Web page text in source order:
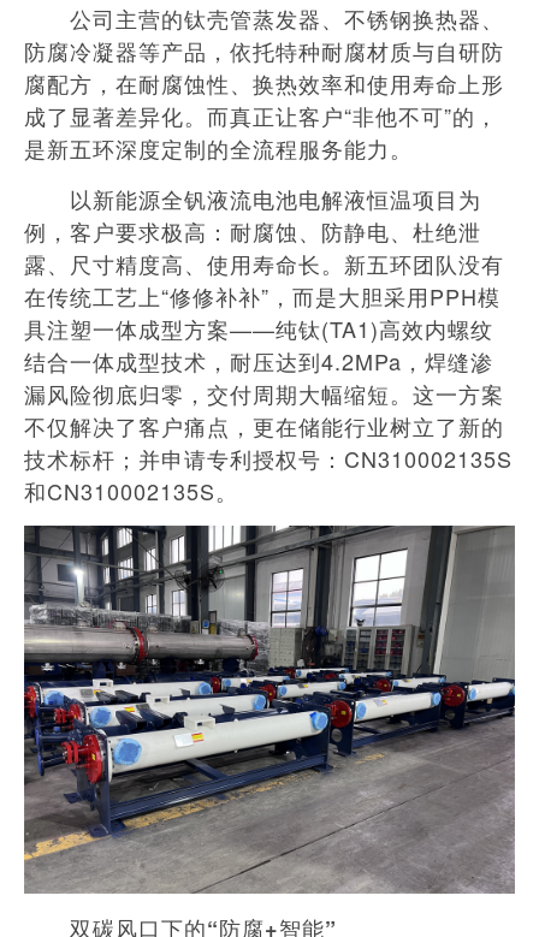
公司主营的钛壳管蒸发器、不锈钢换热器、
防腐冷凝器等产品，依托特种耐腐材质与自研防
腐配方，在耐腐蚀性、换热效率和使用寿命上形
成了显著差异化。而真正让客户“非他不可”的，
是新五环深度定制的全流程服务能力。
以新能源全钒液流电池电解液恒温项目为
例，客户要求极高：耐腐蚀、防静电、杜绝泄
露、尺寸精度高、使用寿命长。新五环团队没有
在传统工艺上“修修补补”，而是大胆采用PPH模
具注塑一体成型方案——纯钛(TA1)高效内螺纹
结合一体成型技术，耐压达到4.2MPa，焊缝渗
漏风险彻底归零，交付周期大幅缩短。这一方案
不仅解决了客户痛点，更在储能行业树立了新的
技术标杆；并申请专利授权号：CN310002135S
和CN310002135S。
双碳风口下的“防腐+智能”